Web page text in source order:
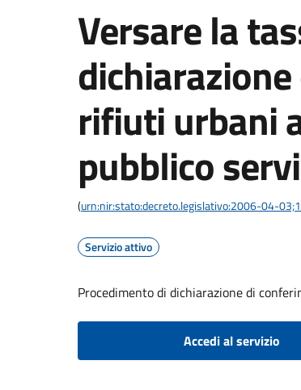
Versare la
rifiuti urbani
pubblico
(urn:nir:stato:decreto.legislativo:2006-04-
Servizio attivo
Procedimento di dichiarazione di
Accedi al servizio